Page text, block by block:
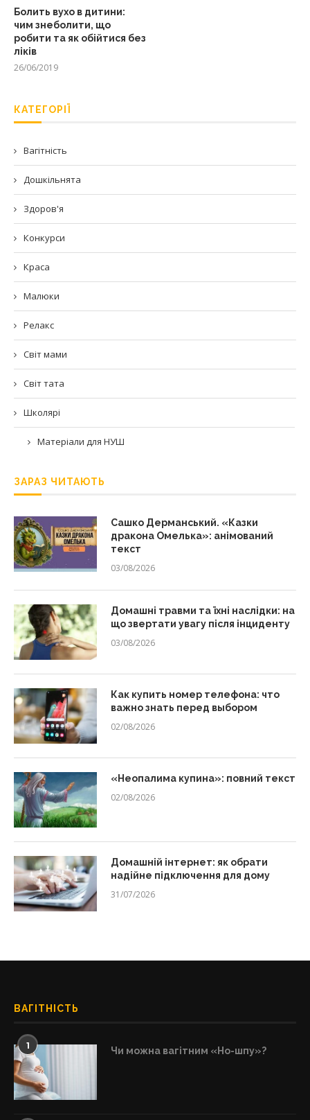
Болить вухо в дитини:
чим знеболити, що
робити та як обійтися без
ліків
26/06/2019
КАТЕГОРІЇ
Вагітність
Дошкільнята
Здоров'я
Конкурси
Краса
Малюки
Релакс
Світ мами
Світ тата
Школярі
Матеріали для НУШ
ЗАРАЗ ЧИТАЮТЬ
Сашко Дерманський. «Казки
дракона Омелька»: анімований
текст
03/08/2026
Домашні травми та їхні наслідки: на
що звертати увагу після інциденту
03/08/2026
Как купить номер телефона: что
важно знать перед выбором
02/08/2026
«Неопалима купина»: повний текст
02/08/2026
Домашній інтернет: як обрати
надійне підключення для дому
31/07/2026
ВАГІТНІСТЬ
1 Чи можна вагітним «Но-шпу»?